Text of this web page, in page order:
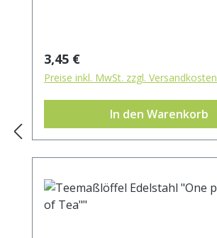
Regulärer Preis:
3,45 €
Preise inkl. MwSt. zzgl. Versandkosten
In den Warenkorb